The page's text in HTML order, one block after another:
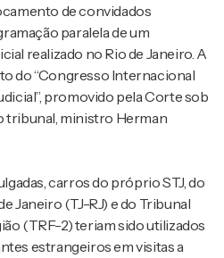
de convidados
paralela de um
realizado no Rio de Janeiro. A
do “Congresso Internacional
promovido pela Corte sob
tribunal, ministro Herman
carros do próprio STJ, do
Janeiro (TJ-RJ) e do Tribunal
(TRF-2) teriam sido utilizados
estrangeiros em visitas a